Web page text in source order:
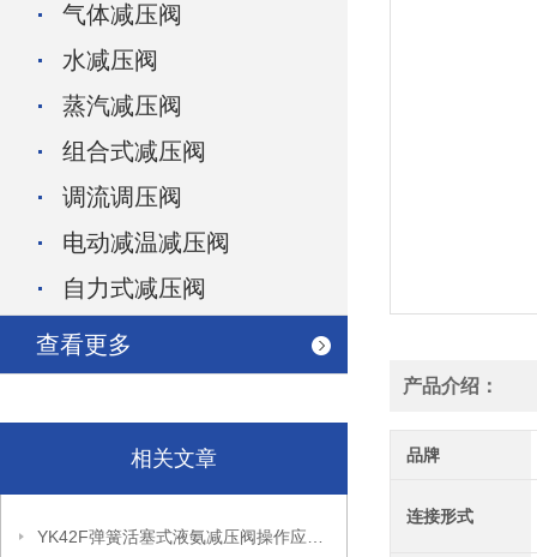
气体减压阀
水减压阀
蒸汽减压阀
组合式减压阀
调流调压阀
电动减温减压阀
自力式减压阀
查看更多
相关文章
产品介绍：
品牌
连接形式